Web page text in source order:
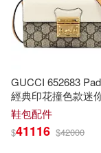
Teneues
Global(22)
Brain
Sally (ILT)(21)
技術評論社
Thames &
安徽人民出
GUCCI 652683
經典印花撞色款迷
色/黃邊
鞋包配件
$41116 $42000